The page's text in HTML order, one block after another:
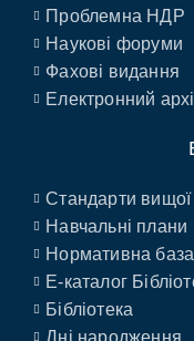
Проблемна НДР
Наукові форуми
Фахові видання
Електронний
Стандарти вищої
Навчальні плани
Нормативна база
E-каталог
Бібліотека